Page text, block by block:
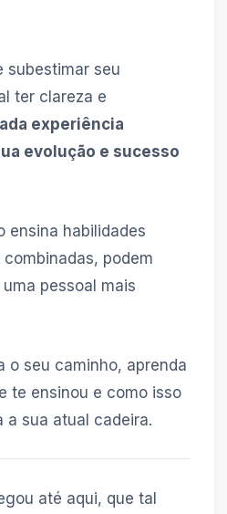
subestimar seu
ter clareza e
experiência
evolução e sucesso
ensina habilidades
podem
pessoal mais
o seu caminho, aprenda
te ensinou e como isso
a sua atual cadeira.
até aqui, que tal